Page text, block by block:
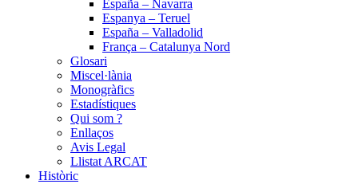
España – Navarra
Espanya – Teruel
España – Valladolid
França – Catalunya Nord
Glosari
Miscel·lània
Monogràfics
Estadístiques
Qui som ?
Enllaços
Avis Legal
Llistat ARCAT
Històric